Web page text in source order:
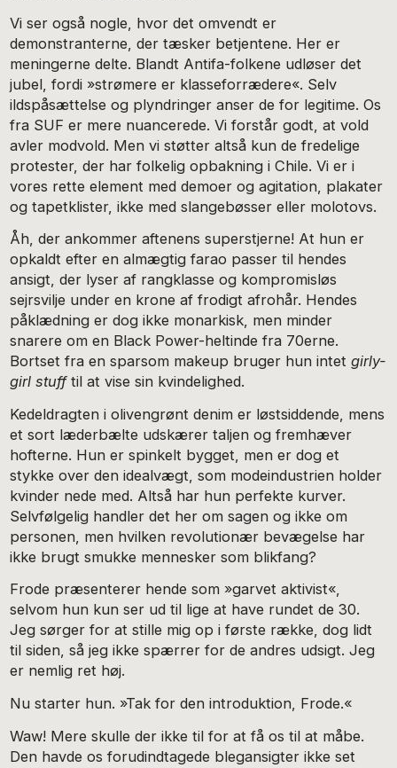
Vi ser også nogle, hvor det omvendt er
demonstranterne, der tæsker betjentene. Her er
meningerne delte. Blandt Antifa-folkene udløser det
jubel, fordi »strømere er klasseforrædere«. Selv
ildspåsættelse og plyndringer anser de for legitime. Os
fra SUF er mere nuancerede. Vi forstår godt, at vold
avler modvold. Men vi støtter altså kun de fredelige
protester, der har folkelig opbakning i Chile. Vi er i
vores rette element med demoer og agitation, plakater
og tapetklister, ikke med slangebøsser eller molotovs.
Åh, der ankommer aftenens superstjerne! At hun er
op­kaldt efter en almægtig farao passer til hendes
ansigt, der lyser af rangklasse og kompromisløs
sejrsvilje under en kro­ne af frodigt afrohår. Hendes
påklædning er dog ikke mo­narkisk, men minder
snarere om en Black Power-heltinde fra 70erne.
Bortset fra en sparsom makeup bruger hun in­tetgirly-
girl stufftil at vise sin kvindelighed.
Kedeldragten i olivengrønt denim er løstsiddende, mens
et sort læderbæl­te udskærer taljen og fremhæver
hofterne. Hun er spinkelt bygget, men er dog et
stykke over den idealvægt, som mo­deindustrien holder
kvinder nede med. Altså har hun per­fekte kurver.
Selvfølgelig handler det her om sagen og ikke om
personen, men hvilken revolutionær bevægelse har
ikke brugt smukke mennesker som blikfang?
Frode præsenterer hende som »garvet aktivist«,
selvom hun kun ser ud til lige at have rundet de 30.
Jeg sørger for at stille mig op i første række, dog lidt
til siden, så jeg ikke spærrer for de andres udsigt. Jeg
er nemlig ret høj.
Nu starter hun. »Tak for den introduktion, Frode.«
Waw! Mere skulle der ikke til for at få os til at måbe.
Den havde os forudindtagede blegansigter ikke set